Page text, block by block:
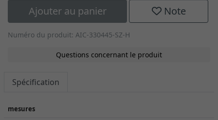
Ajouter au panier Note
Numéro du produit: AIC-330445-SZ-H
Questions concernant le produit
Spécification
mesures